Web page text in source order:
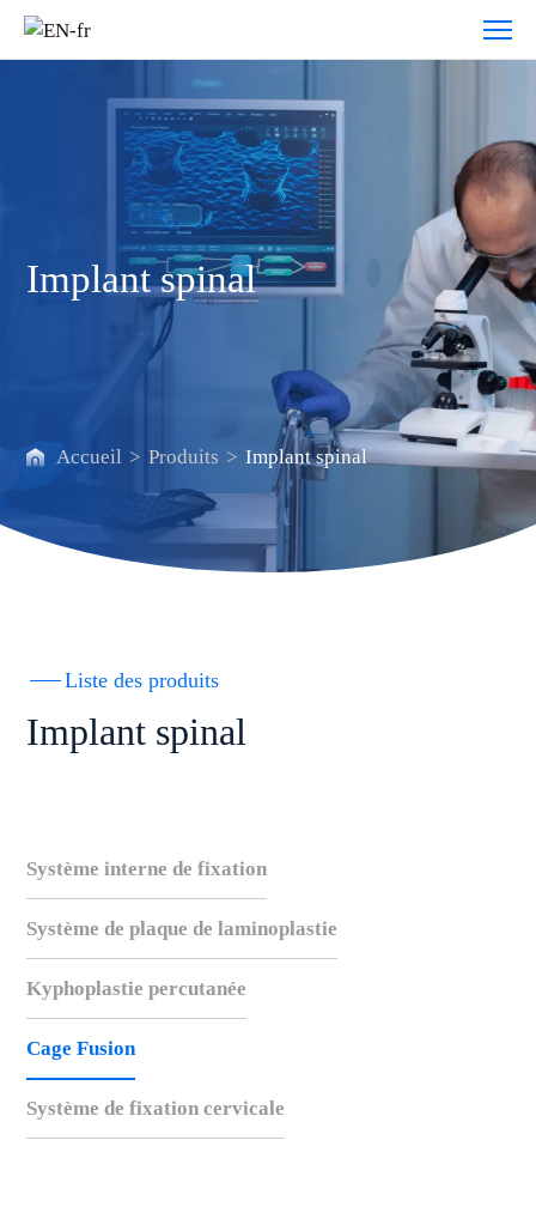
Implant
spinal
Implant spinal
Accueil > Produits > Implant spinal
Liste des produits
Implant spinal
Système interne de fixation
Système de plaque de laminoplastie
Kyphoplastie percutanée
Cage Fusion
Système de fixation cervicale